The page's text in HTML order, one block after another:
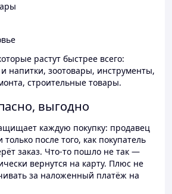
растут быстрее всего:
напитки, зоотовары, инструменты,
строительные товары.
выгодно
каждую покупку: продавец
только после того, как покупатель
заказ. Что-то пошло не так —
вернутся на карту. Плюс не
за наложенный платёж на